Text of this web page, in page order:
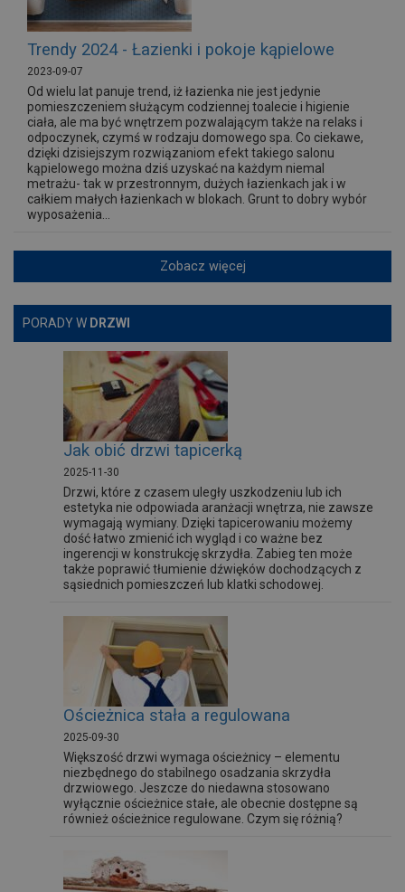
Trendy 2024 - Łazienki i pokoje kąpielowe
2023-09-07
Od wielu lat panuje trend, iż łazienka nie jest jedynie
pomieszczeniem służącym codziennej toalecie i higienie
ciała, ale ma być wnętrzem pozwalającym także na relaks i
odpoczynek, czymś w rodzaju domowego spa. Co ciekawe,
dzięki dzisiejszym rozwiązaniom efekt takiego salonu
kąpielowego można dziś uzyskać na każdym niemal
metrażu- tak w przestronnym, dużych łazienkach jak i w
całkiem małych łazienkach w blokach. Grunt to dobry wybór
wyposażenia...
Zobacz więcej
PORADY W DRZWI
Jak obić drzwi tapicerką
2025-11-30
Drzwi, które z czasem uległy uszkodzeniu lub ich
estetyka nie odpowiada aranżacji wnętrza, nie zawsze
wymagają wymiany. Dzięki tapicerowaniu możemy
dość łatwo zmienić ich wygląd i co ważne bez
ingerencji w konstrukcję skrzydła. Zabieg ten może
także poprawić tłumienie dźwięków dochodzących z
sąsiednich pomieszczeń lub klatki schodowej.
Ościeżnica stała a regulowana
2025-09-30
Większość drzwi wymaga ościeżnicy – elementu
niezbędnego do stabilnego osadzania skrzydła
drzwiowego. Jeszcze do niedawna stosowano
wyłącznie ościeżnice stałe, ale obecnie dostępne są
również ościeżnice regulowane. Czym się różnią?